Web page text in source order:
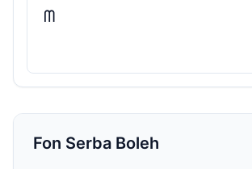
ᗰ
Fon Serba Boleh